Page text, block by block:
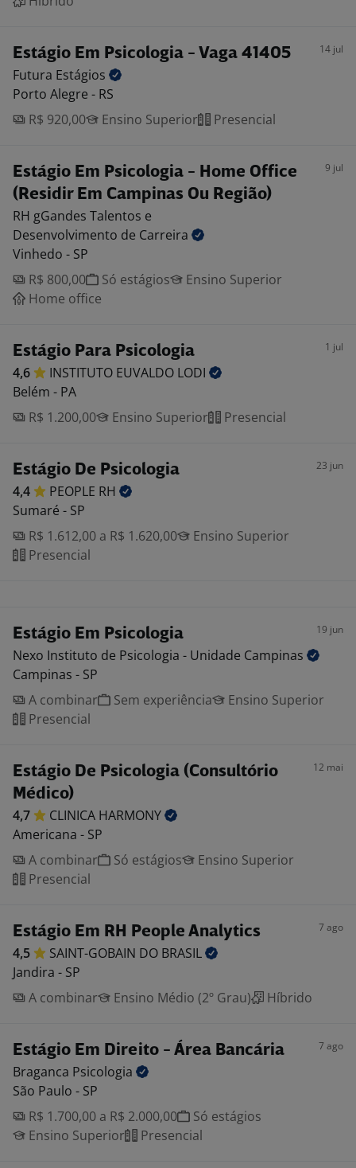
Estágio Em Psicologia - Vaga 41405 14 jul
Futura Estágios
Porto Alegre - RS
R$ 920,00
Ensino Superior Presencial
Estágio Em Psicologia - Home Office
(Residir Em Campinas Ou Região)
9 jul
RH gGandes Talentos e
Desenvolvimento de Carreira
Vinhedo - SP
R$ 800,00
Só estágios
Ensino Superior
Home office
Estágio Para Psicologia 1 jul
4,6 INSTITUTO EUVALDO LODI
Belém - PA
R$ 1.200,00
Ensino Superior Presencial
Estágio De Psicologia 23 jun
4,4 PEOPLE RH
Sumaré - SP
R$ 1.612,00 a R$ 1.620,00
Ensino Superior
Presencial
Estágio Em Psicologia 19 jun
Nexo Instituto de Psicologia - Unidade Campinas
Campinas - SP
A combinar
Sem experiência
Ensino Superior
Presencial
Estágio De Psicologia (Consultório
Médico)
12 mai
4,7 CLINICA HARMONY
Americana - SP
A combinar
Só estágios
Ensino Superior
Presencial
Estágio Em RH People Analytics 7 ago
4,5 SAINT-GOBAIN DO BRASIL
Jandira - SP
A combinar
Ensino Médio (2º Grau) Híbrido
Estágio Em Direito - Área Bancária 7 ago
Braganca Psicologia
São Paulo - SP
R$ 1.700,00 a R$ 2.000,00
Só estágios
Ensino Superior
Presencial